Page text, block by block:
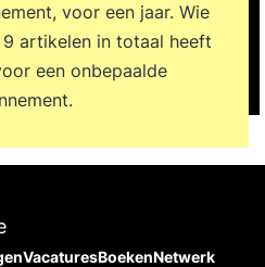
voor een jaar. Wie
artikelen in totaal heeft
een onbepaalde
VacaturesBoekenNetwerk